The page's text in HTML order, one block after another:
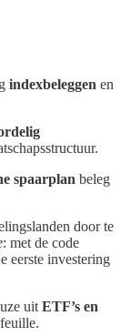
indexbeleggen en
spaarplan beleg
door te
: met de code
eerste investering
uit ETF’s en